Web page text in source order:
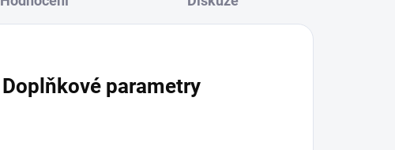
Doplňkové parametry